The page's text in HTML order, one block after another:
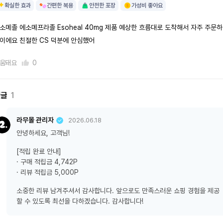
확실한 효과 간편한 복용 안전한 포장 가성비 좋아요
메졸 에소메프라졸 Esoheal 40mg 제품 예상한 흐름대로 도착해서 자주 주문
에요 친절한 CS 덕분에 안심했어
돼요 0
1
라무몰 관리자 2026.06.18
안녕하세요, 고객님!
[적립 완료 안내]
· 구매 적립금 4,742P
· 리뷰 적립금 5,000P
소중한 리뷰 남겨주셔서 감사합니다. 앞으로도 만족스러운 쇼핑 경험을 제공
할 수 있도록 최선을 다하겠습니다. 감사합니다!